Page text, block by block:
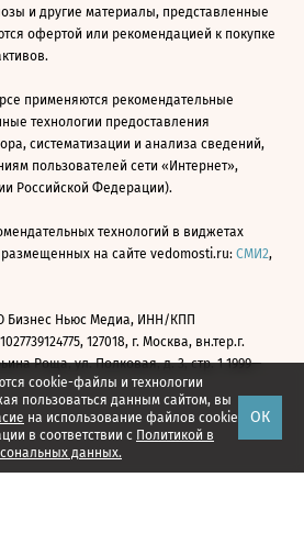
cookie-файлы и технологии
пользоваться данным сайтом, вы
на использование файлов cookie
в соответствии с Политикой в
данных.
ОК
и другие материалы, представленные
офертой или рекомендацией к покупке
применяются рекомендательные
технологии предоставления
систематизации и анализа сведений,
пользователей сети «Интернет»,
Российской Федерации).
технологий в виджетах
на сайте vedomosti.ru: СМИ2,
Бизнес Ньюс Медиа, ИНН/КПП
127018, г. Москва, вн.тер.г.
Роща, ул. Полковая, д. 3, стр. 1 1999—